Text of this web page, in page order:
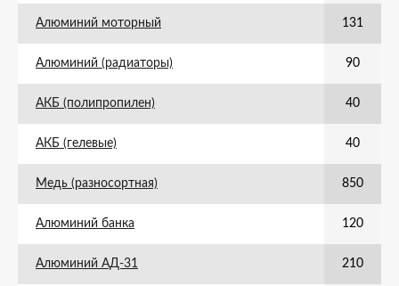
Алюминий моторный 131
Алюминий (радиаторы) 90
АКБ (полипропилен) 40
АКБ (гелевые) 40
Медь (разносортная) 850
Алюминий банка 120
Алюминий АД-31 210